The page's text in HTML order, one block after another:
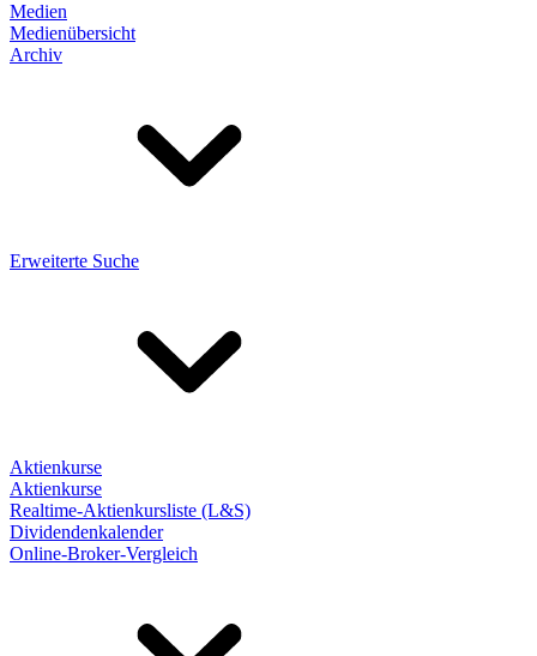
Medien
Medienübersicht
Archiv
Erweiterte Suche
Aktienkurse
Aktienkurse
Realtime-Aktienkursliste (L&S)
Dividendenkalender
Online-Broker-Vergleich